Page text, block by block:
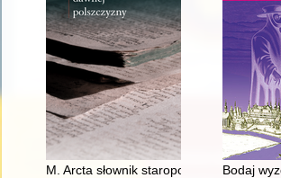
M. Arcta słownik staropolski" : Bodaj